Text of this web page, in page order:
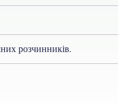
розчинників.